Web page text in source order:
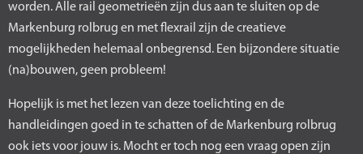
worden. Alle rail geometrieën zijn dus aan te sluiten op de
Markenburg rolbrug en met flexrail zijn de creatieve
mogelijkheden helemaal onbegrensd. Een bijzondere situatie
(na)bouwen, geen probleem!
Hopelijk is met het lezen van deze toelichting en de
handleidingen goed in te schatten of de Markenburg rolbrug
ook iets voor jouw is. Mocht er toch nog een vraag open zijn